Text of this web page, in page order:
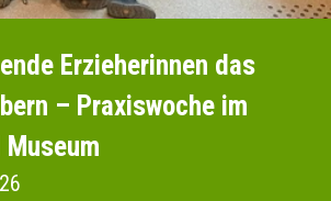
Erzieherinnen das
– Praxiswoche im